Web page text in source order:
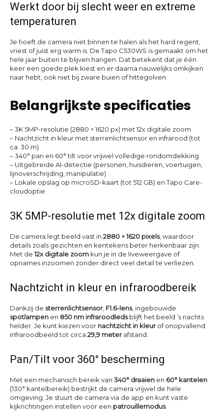
Werkt door bij slecht weer en extreme
temperaturen
Je hoeft de camera niet binnen te halen als het hard regent,
vriest of juist erg warm is. De Tapo C530WS is gemaakt om het
hele jaar buiten te blijven hangen. Dat betekent dat je één
keer een goede plek kiest en er daarna nauwelijks omkijken
naar hebt, ook niet bij zware buien of hittegolven.
Belangrijkste specificaties
– 3K 5MP-resolutie (2880 × 1620 px) met 12x digitale zoom
– Nachtzicht in kleur met sterrenlichtsensor en infrarood (tot
ca. 30 m)
– 340° pan en 60° tilt voor vrijwel volledige rondomdekking
– Uitgebreide AI-detectie (personen, huisdieren, voertuigen,
lijnoverschrijding, manipulatie)
– Lokale opslag op microSD-kaart (tot 512 GB) en Tapo Care-
cloudoptie
3K 5MP-resolutie met 12x digitale zoom
De camera legt beeld vast in 2880 × 1620 pixels, waardoor
details zoals gezichten en kentekens beter herkenbaar zijn.
Met de 12x digitale zoom kun je in de liveweergave of
opnames inzoomen zonder direct veel detail te verliezen.
Nachtzicht in kleur en infraroodbereik
Dankzij de sterrenlichtsensor F1.6-lens, ingebouwde
spotlampen en 850 nm infraroodledsblijft het beeld ’s nachts
helder. Je kunt kiezen voor nachtzicht in kleur of onopvallend
infraroodbeeld tot circa 29,9 meter afstand.
Pan/Tilt voor 360° bescherming
Met een mechanisch bereik van 340° draaien en 60° kantelen
(130° kantelbereik) bestrijkt de camera vrijwel de hele
omgeving. Je stuurt de camera via de app en kunt vaste
kijkrichtingen instellen voor een patrouillemodus.